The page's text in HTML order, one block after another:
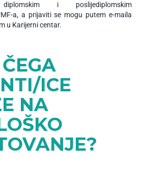
diplomskim i poslijediplomskim
a, a prijaviti se mogu putem e-maila
u Karijerni centar.
ICE
NA